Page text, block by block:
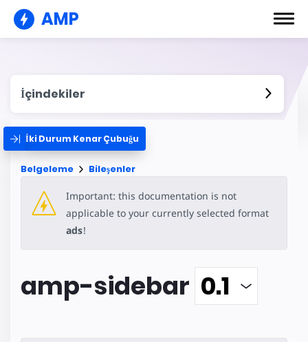
AMP
İçindekiler
İki Durum Kenar Çubuğu
Belgeleme Bileşenler
Important: this documentation is not
applicable to your currently selected format
ads!
amp-sidebar